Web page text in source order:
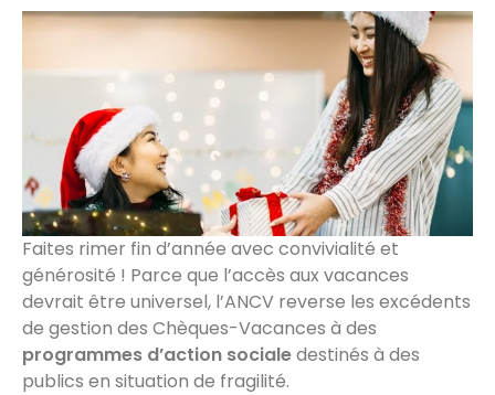
Faites rimer fin d’année avec convivialité et
générosité ! Parce que l’accès aux vacances
devrait être universel, l’ANCV reverse les excédents
de gestion des Chèques-Vacances à des
programmes d’action socialedestinés à des
publics en situation de fragilité.